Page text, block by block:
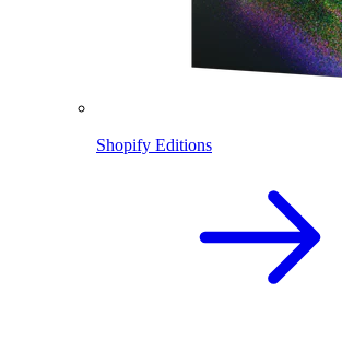
Shopify Editions